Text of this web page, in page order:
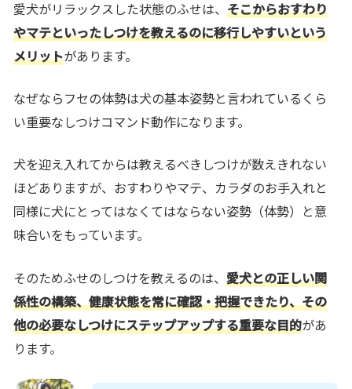
愛犬がリラックスした状態のふせは、そこからおすわり
やマテといったしつけを教えるのに移行しやすいという
メリットがあります。
なぜならフセの体勢は犬の基本姿勢と言われているくら
い重要なしつけコマンド動作になります。
犬を迎え入れてからは教えるべきしつけが数えきれない
ほどありますが、 おすわりやマテ、カラダのお手入れと
同様に犬にとってはなくてはならない姿勢（体勢）と意
味合いをもっています。
そのためふせのしつけを教えるのは、愛犬との正しい関
係性の構築、健康状態を常に確認・把握できたり、その
他の必要なしつけにステップアップする重要な目的があ
ります。